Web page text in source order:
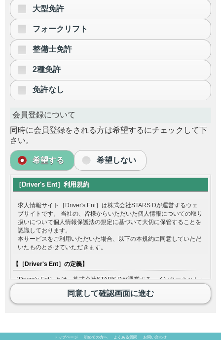
大型免許
フォークリフト
整備士免許
2種免許
免許なし
会員登録について
同時に会員登録をされる方は希望するにチェックして下
さい。
希望する 希望しない
［Driver's Ent］利用規約
求人情報サイト［Driver's Ent］は株式会社STARS.Dが運営するウェ
ブサイトです。 当社の、皆様からいただいた個人情報についての取り
扱いについて個人情報保護法の規定に基づいて大切に保管することを
認識しております。
本サービスをご利用いただいた場合、以下の本規約に同意していただ
いたものとさせていただきます。
【［Driver's Ent］の定義】
［Driver's Ent］とは、株式会社STARS.Dが運営する、インターネット・
スマホ上の求職・求人のための検索サイト及び、それに関連するサービス
［Driver's Ent］をご利用になる方は［Driver's Ent］において入力した情
【利用規約の範囲】
同意して確認画面に進む
トップページ 初めての方へ よくある質問 お問い合わせ